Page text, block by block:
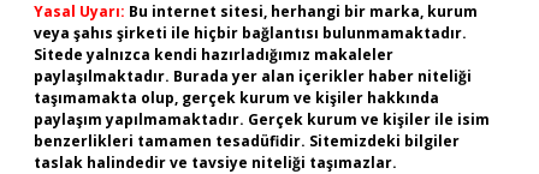
Yasal Uyarı: Bu internet sitesi, herhangi bir marka, kurum
veya şahıs şirketi ile hiçbir bağlantısı bulunmamaktadır.
Sitede yalnızca kendi hazırladığımız makaleler
paylaşılmaktadır. Burada yer alan içerikler haber niteliği
taşımamakta olup, gerçek kurum ve kişiler hakkında
paylaşım yapılmamaktadır. Gerçek kurum ve kişiler ile isim
benzerlikleri tamamen tesadüfidir. Sitemizdeki bilgiler
taslak halindedir ve tavsiye niteliği taşımazlar.